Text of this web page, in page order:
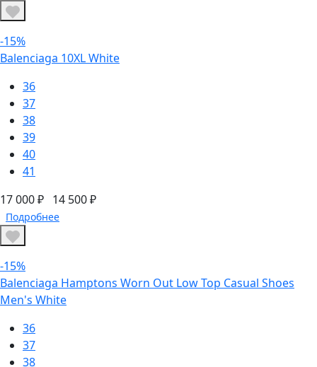
-15%
Balenciaga 10XL White
36
37
38
39
40
41
17 000 ₽ 14 500 ₽
Подробнее
-15%
Balenciaga Hamptons Worn Out Low Top Casual Shoes
Men's White
36
37
38